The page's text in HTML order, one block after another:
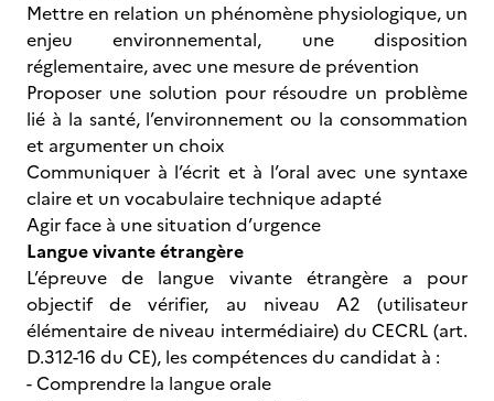
Mettre en relation un phénomène physiologique, un
enjeu environnemental, une disposition
réglementaire, avec une mesure de prévention
Proposer une solution pour résoudre un problème
lié à la santé, l’environnement ou la consommation
et argumenter un choix
Communiquer à l’écrit et à l’oral avec une syntaxe
claire et un vocabulaire technique adapté
Agir face à une situation d’urgence
Langue vivante étrangère
L’épreuve de langue vivante étrangère a pour
objectif de vérifier, au niveau A2 (utilisateur
élémentaire de niveau intermédiaire) du CECRL (art.
D.312-16 du CE), les compétences du candidat à :
- Comprendre la langue orale